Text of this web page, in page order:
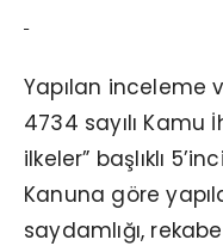
Yapılan inceleme
4734 sayılı Kamu
ilkeler” başlıklı
Kanuna göre
saydamlığı,